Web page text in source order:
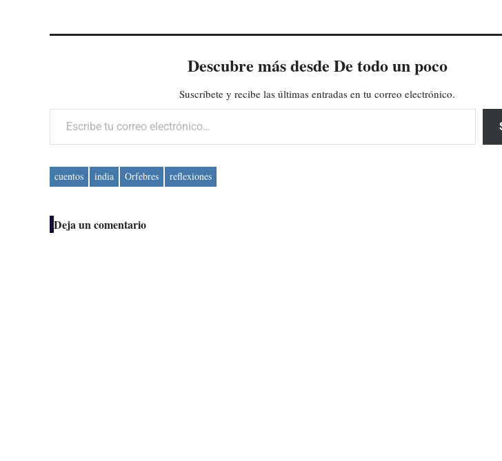
Descubre más desde De todo un poco
Suscríbete y recibe las últimas entradas en tu correo electrónico.
Escribe tu correo electrónico…
cuentos india Orfebres reflexiones
Deja un comentario